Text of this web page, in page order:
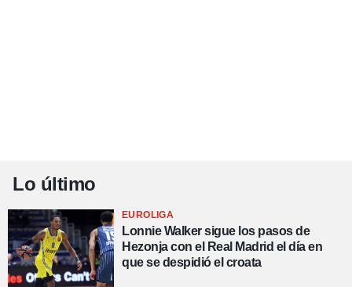
Lo último
EUROLIGA
Lonnie Walker sigue los pasos de
Hezonja con el Real Madrid el día en
que se despidió el croata